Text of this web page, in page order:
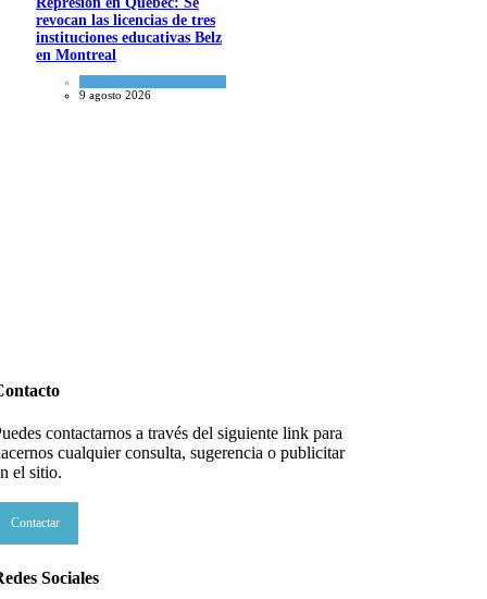
revocan las licencias de tres
instituciones educativas Belz
en Montreal
9 agosto 2026
contactarnos a través del siguiente link para
cualquier consulta, sugerencia o publicitar
el sitio.
Contactar
Sociales